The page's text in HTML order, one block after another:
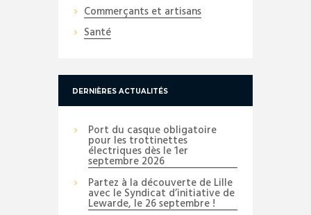
Commerçants et artisans
Santé
DERNIÈRES ACTUALITÉS
Port du casque obligatoire
pour les trottinettes
électriques dès le 1er
septembre 2026
Partez à la découverte de Lille
avec le Syndicat d’initiative de
Lewarde, le 26 septembre !